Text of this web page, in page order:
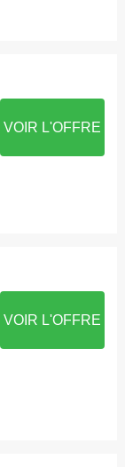
VOIR L'OFFRE
VOIR L'OFFRE